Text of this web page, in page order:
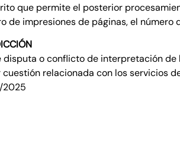
que permite el posterior
de impresiones de páginas, el
disputa o conflicto de interpretación
relacionada con los servicios
2025